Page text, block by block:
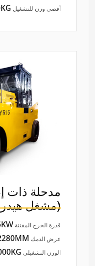
أقصى وزن للتشغيل
مدحلة ذات
(مشغل
قدرة الخرج المقننة
عرض الدمك
الوزن التشغيلي